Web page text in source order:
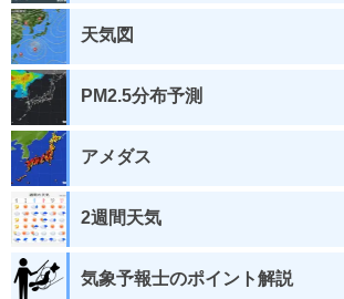
天気図
PM2.5分布予測
アメダス
2週間天気
気象予報士のポイント解説